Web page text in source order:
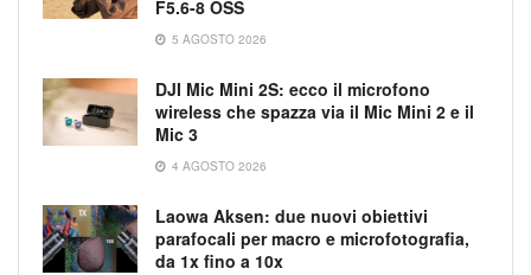
F5.6-8 OSS
5 AGOSTO 2026
DJI Mic Mini 2S: ecco il microfono
wireless che spazza via il Mic Mini 2 e il
Mic 3
4 AGOSTO 2026
Laowa Aksen: due nuovi obiettivi
parafocali per macro e microfotografia,
da 1x fino a 10x